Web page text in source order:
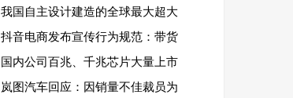
我国自主设计建造的全球最大超大
抖音电商发布宣传行为规范：带货
国内公司百兆、千兆芯片大量上市
岚图汽车回应：因销量不佳裁员为